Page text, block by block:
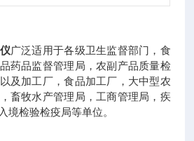
广泛适用于各级卫生监督部门，食
药品监督管理局，农副产品质量检
及加工厂，食品加工厂，大中型农
畜牧水产管理局，工商管理局，疾
境检验检疫局等单位。